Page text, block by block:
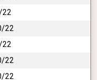
22
22
22
22
22